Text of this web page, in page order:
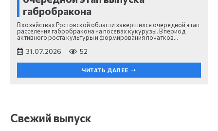
габробракона
В хозяйствах Ростовской области завершился очередной этап
расселения габробракона на посевах кукурузы. В период
активного роста культуры и формирования початков…
31.07.2026 52
ЧИТАТЬ ДАЛЕЕ
Свежий выпуск